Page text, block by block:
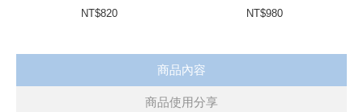
NT$820
NT$980
商品內容
商品使用分享